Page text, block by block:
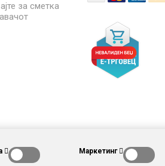
за сметка
Маркетинг